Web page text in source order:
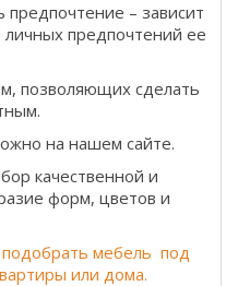
– зависит
личных предпочтений ее
позволяющих сделать
на нашем сайте.
качественной и
форм, цветов и
мебель под
или дома.